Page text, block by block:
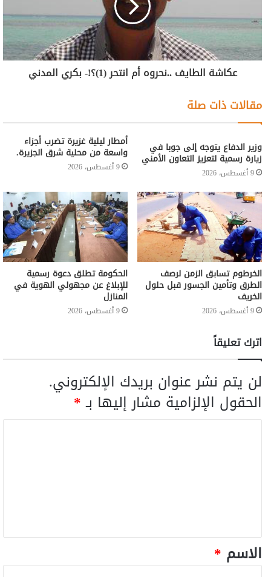
عكاشة الطايف ..نحروه أم انتحر (1)؟!- بكري المدني
مقالات ذات صلة
وزير الدفاع يتوجه إلى جوبا في
زيارة رسمية لتعزيز التعاون الأمني
9 أغسطس، 2026
أمطار ليلية غزيرة تضرب أجزاء
واسعة من محلية شرق الجزيرة.
9 أغسطس، 2026
الخرطوم تسابق الزمن لرصف
الطرق وتأمين الجسور قبل حلول
الخريف
9 أغسطس، 2026
الحكومة تطلق دعوة رسمية
للإبلاغ عن مجهولي الهوية في
المنازل
9 أغسطس، 2026
اترك تعليقاً
لن يتم نشر عنوان بريدك الإلكتروني.
الحقول الإلزامية مشار إليها بـ*
الاسم *